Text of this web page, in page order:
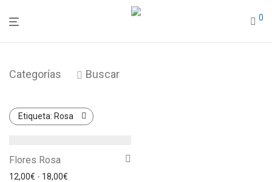
0
Categorías Buscar
Etiqueta: Rosa
Flores Rosa
12,00€ - 18,00€